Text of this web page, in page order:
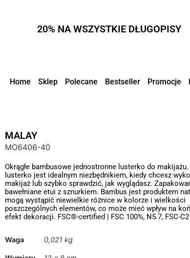
20% NA WSZYSTKIE DŁUGOPISY
Home Sklep Polecane Bestseller Promocje
MALAY
MO6406-40
Okrągłe bambusowe jednostronne lusterko do makijażu.
lusterko jest idealnym niezbędnikiem, kiedy chcesz
makijaż lub szybko sprawdzić, jak wyglądasz.
bawełniane etui z sznurkiem. Bambus jest produktem
mogą wystąpić niewielkie różnice w kolorze i wielkości
poszczególnych elementów, co może mieć wpływ na
efekt dekoracji. FSC®-certified | FSC 100%, N5.7, FSC-
Waga 0,021 kg